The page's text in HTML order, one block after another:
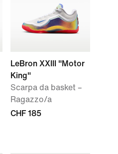
LeBron XXIII "Motor
King"
Scarpa da basket –
Ragazzo/a
CHF 185